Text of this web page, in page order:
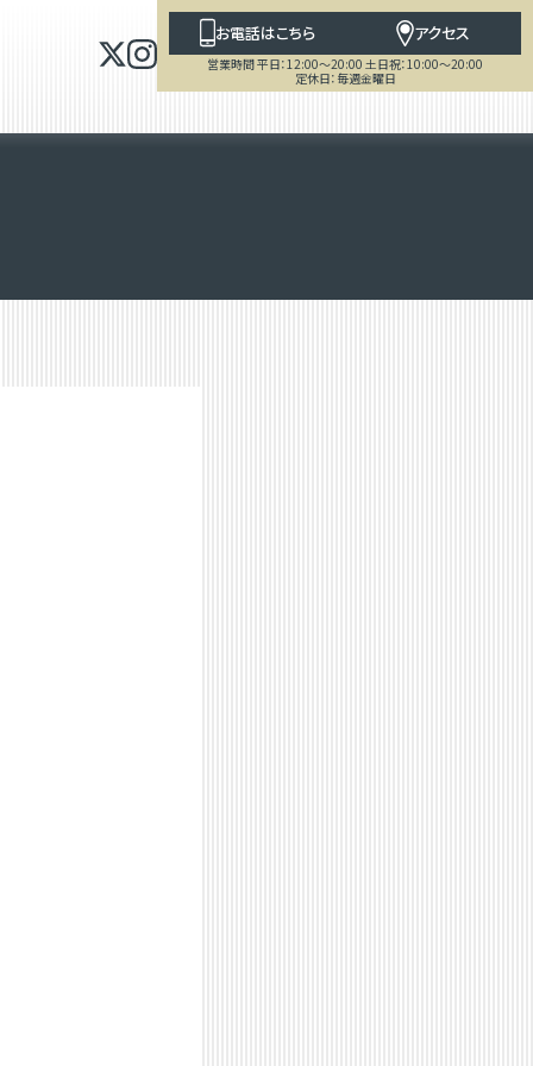
お電話はこちら アクセス
営業時間 平日：12:00～20:00 土日祝：10:00～20:00
定休日：毎週金曜日